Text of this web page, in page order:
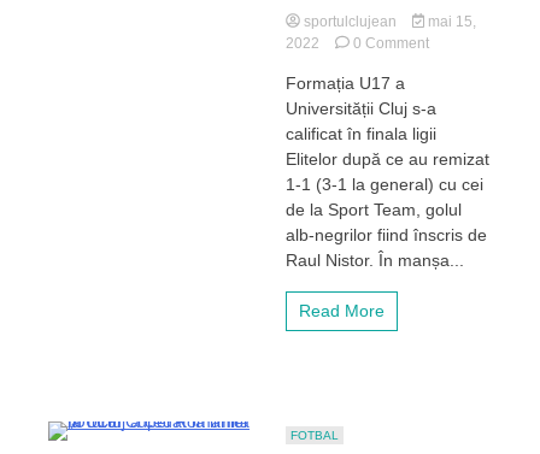
sportulclujean
mai 15,
2022
0 Commenton
performanță
la
juniorii
Cluj!
Echipa
U
17
Formația U17 a
Universității Cluj s-a
calificat în finala ligii
Elitelor după ce au remizat
1-1 (3-1 la general) cu cei
de la Sport Team, golul
alb-negrilor fiind înscris de
Raul Nistor. În manșa...
Read More
FOTBAL